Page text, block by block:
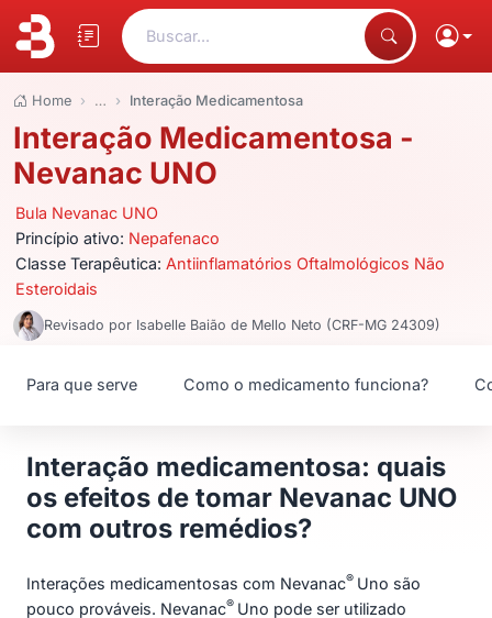
Buscar...
Home … Interação Medicamentosa
Interação Medicamentosa -
Nevanac UNO
Bula Nevanac UNO
Princípio ativo: Nepafenaco
Classe Terapêutica: Antiinflamatórios Oftalmológicos Não
Esteroidais
Revisado por Isabelle Baião de Mello Neto (CRF-MG 24309)
Para que serve Como o medicamento funciona?
Interação medicamentosa: quais
os efeitos de tomar Nevanac UNO
com outros remédios?
Interações medicamentosas com Nevanac® Uno são
pouco prováveis. Nevanac® Uno pode ser utilizado